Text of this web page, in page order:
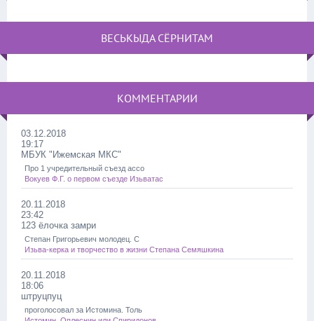
ВЕСЬКЫДА СЁРНИТАМ
КОММЕНТАРИИ
03.12.2018
19:17
МБУК "Ижемская МКС"
Про 1 учредительный съезд ассо
Вокуев Ф.Г. о первом съезде Изьватас
20.11.2018
23:42
123 ёлочка замри
Степан Григорьевич молодец. С
Изьва-керка и творчество в жизни Степана Семяшкина
20.11.2018
18:06
штруцпуц
проголосовал за Истомина. Толь